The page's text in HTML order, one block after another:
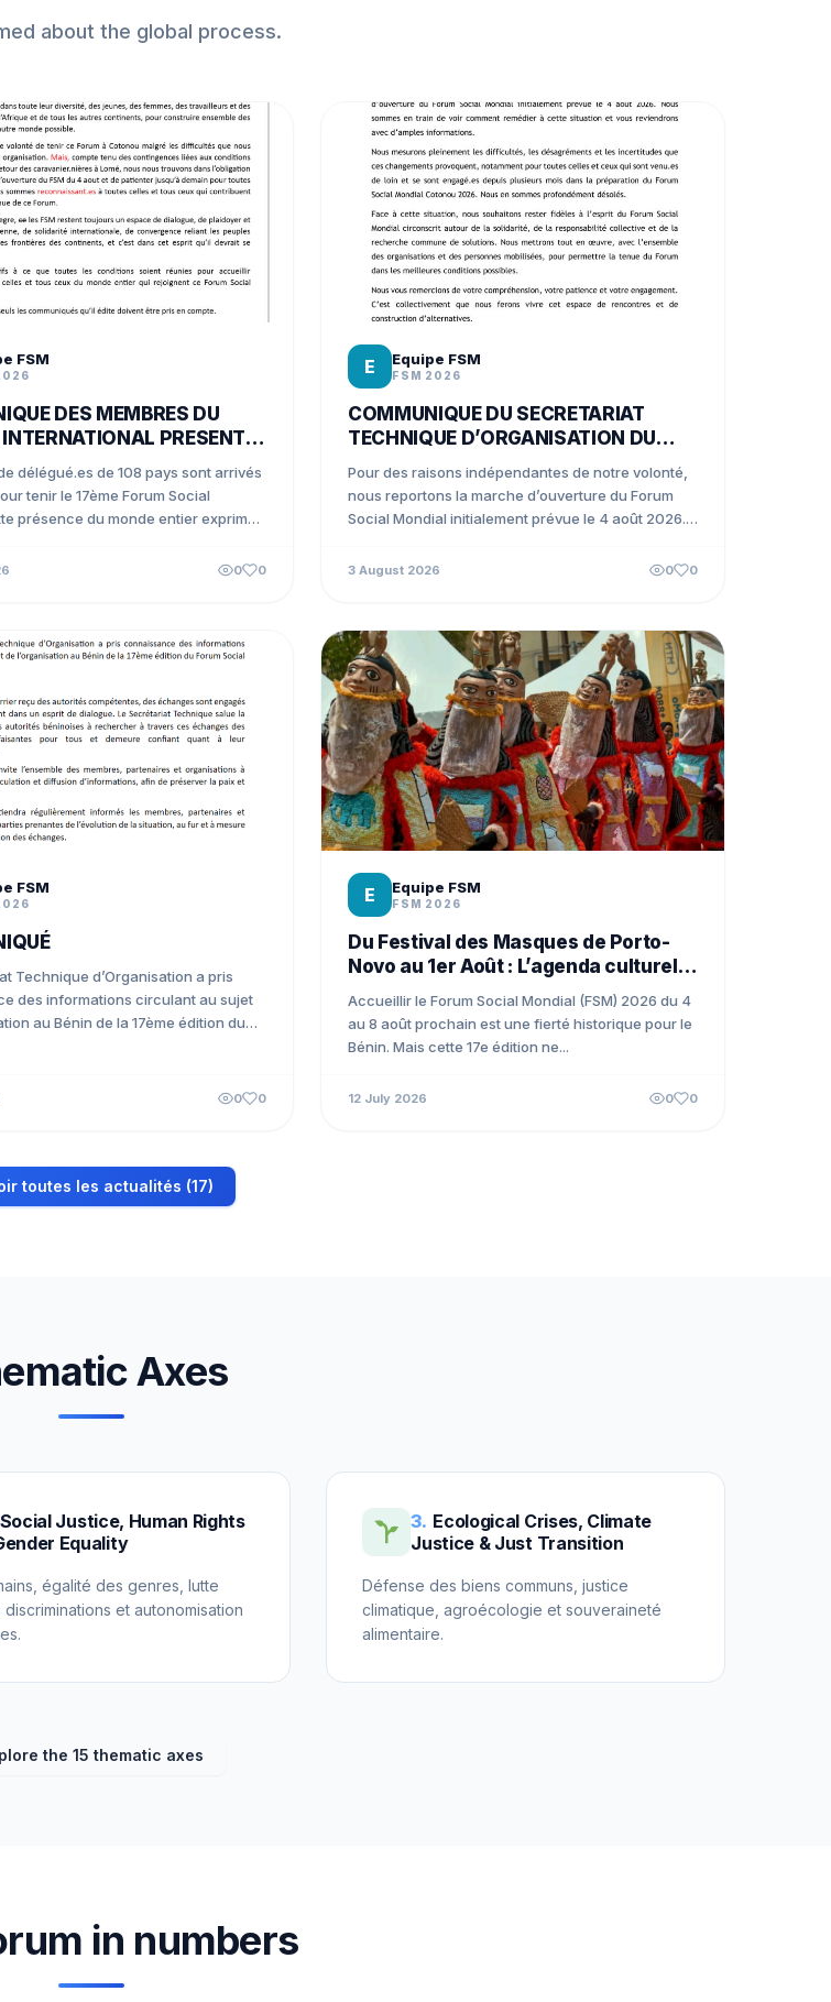
about the global process.
FSM
DES MEMBRES DU
PRESENTS
A COTONOU
délégué.es de 108 pays sont arrivés
tenir le 17ème Forum Social
présence du monde entier exprime
0 0
E Equipe FSM
FSM 2026
COMMUNIQUE DU SECRETARIAT
TECHNIQUE D’ORGANISATION DU
FSM COTONOU 2026
Pour des raisons indépendantes de notre volonté,
nous reportons la marche d’ouverture du Forum
Social Mondial initialement prévue le 4 août 2026.
3 August 2026 0 0
FSM
Technique d’Organisation a pris
des informations circulant au sujet
au Bénin de la 17ème édition du
0 0
E Equipe FSM
FSM 2026
Du Festival des Masques de Porto-
Novo au 1er Août : L’agenda culturel
vibrant en marge du FSM Cotonou
2026
Accueillir le Forum Social Mondial (FSM) 2026 du 4
au 8 août prochain est une fierté historique pour le
Bénin. Mais cette 17e édition ne...
12 July 2026 0 0
toutes les actualités (17)
Axes
Social Justice, Human Rights
Equality
égalité des genres, lutte
et autonomisation
3. Ecological Crises, Climate
Justice & Just Transition
Défense des biens communs, justice
climatique, agroécologie et souveraineté
alimentaire.
the 15 thematic axes
in numbers